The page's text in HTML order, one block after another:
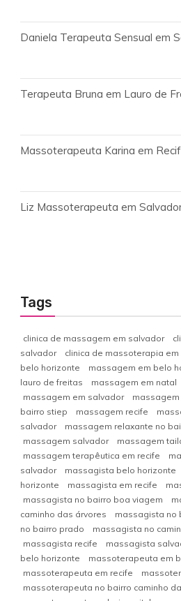
Daniela Terapeuta Sensual em
Terapeuta Bruna em Lauro de
Massoterapeuta Karina em
Liz Massoterapeuta em
Tags
clinica de massagem em salvador
salvador
clinica de massoterapia
belo horizonte
massagem em belo
lauro de freitas
massagem em natal
massagem em salvador
massagem
bairro stiep
massagem recife
salvador
massagem relaxante no
massagem salvador
massagem
massagem terapêutica em recife
salvador
massagista belo horizonte
horizonte
massagista em recife
massagista no bairro boa viagem
caminho das árvores
massagista no
no bairro prado
massagista no
massagista recife
massagista
belo horizonte
massoterapeuta em
massoterapeuta em recife
massoterapeuta no bairro caminho